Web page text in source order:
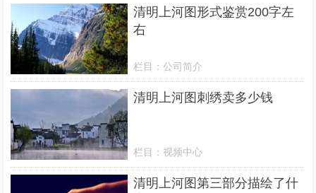
清明上河图形式鉴赏200字左
右
栏目：公司简介
清明上河图刺绣卖多少钱
栏目：视频中心
清明上河图第三部分描绘了什